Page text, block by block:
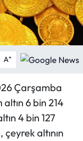
A+
Çarşamba
6 bin 214
4 bin 127
altının